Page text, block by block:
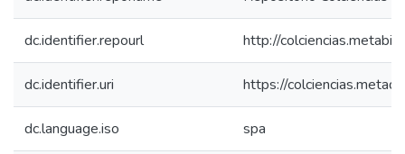
dc.identifier.repourl http://
dc.identifier.uri https://
dc.language.iso spa